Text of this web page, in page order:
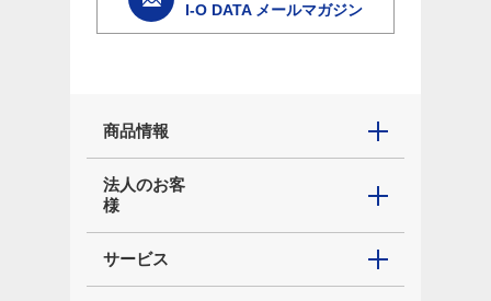
I-O DATA メールマガジン
商品情報
法人のお客
様
サービス